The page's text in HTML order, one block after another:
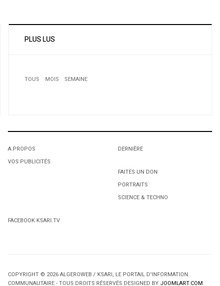
PLUS LUS
TOUS MOIS SEMAINE
Détenu à Montréal: La Thaïlande demande l’extradition
L'octroi accidentel du Gant Court.
L'octroi accidentel du Gant Court.
A PROPOS
VOS PUBLICITÉS
DERNIÈRE
FAITES UN DON
PORTRAITS
SCIENCE & TECHNO
FACEBOOK KSARI.TV
COPYRIGHT © 2026 ALGEROWEB / KSARI, LE PORTAIL D'INFORMATION
COMMUNAUTAIRE - TOUS DROITS RÉSERVÉS DESIGNED BY JOOMLART.COM.